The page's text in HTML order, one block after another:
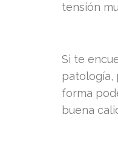
tensión
Si te
patología,
forma
buena